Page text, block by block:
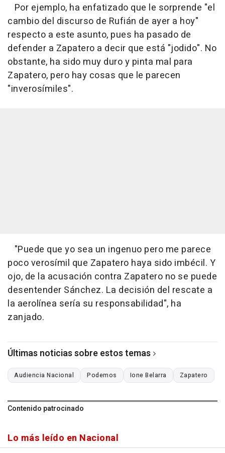
Por ejemplo, ha enfatizado que le sorprende "el
cambio del discurso de Rufián de ayer a hoy"
respecto a este asunto, pues ha pasado de
defender a Zapatero a decir que está "jodido". No
obstante, ha sido muy duro y pinta mal para
Zapatero, pero hay cosas que le parecen
"inverosímiles".
"Puede que yo sea un ingenuo pero me parece
poco verosímil que Zapatero haya sido imbécil. Y
ojo, de la acusación contra Zapatero no se puede
desentender Sánchez. La decisión del rescate a
la aerolínea sería su responsabilidad", ha
zanjado.
Últimas noticias sobre estos temas
Audiencia Nacional Podemos Ione Belarra Zapatero
Contenido patrocinado
Lo más leído en Nacional